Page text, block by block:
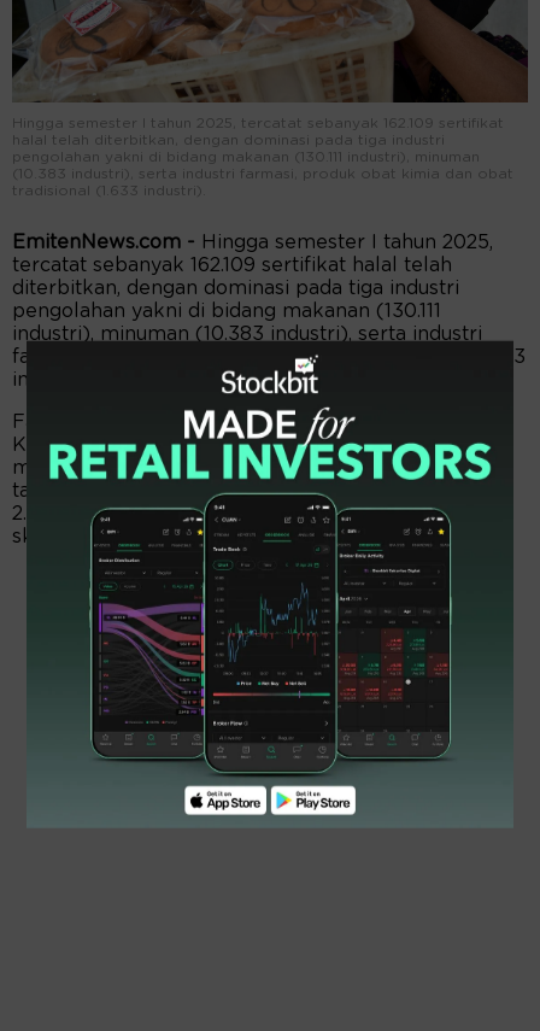
Hingga semester I tahun 2025, tercatat sebanyak 162.109 sertifikat
halal telah diterbitkan, dengan dominasi pada tiga industri
pengolahan yakni di bidang makanan (130.111 industri), minuman
(10.383 industri), serta industri farmasi, produk obat kimia dan obat
tradisional (1.633 industri).
EmitenNews.com - Hingga semester I tahun 2025,
tercatat sebanyak 162.109 sertifikat halal telah
diterbitkan, dengan dominasi pada tiga industri
pengolahan yakni di bidang makanan (130.111
industri), minuman (10.383 industri), serta industri
farmasi, produk obat kimia dan obat tradisional (1.633
industri).
Fasilitasi industri halal yang dilakukan oleh
Kemenperin terus mendorong pencapaian ini, di
mana pada tahun 2025 diharapkan dapat mencapai
target pemberian fasilitasi sertifikasi halal kepada
2.925 industri di seluruh Indonesia, baik melalui
skema regular maupun self-declare.